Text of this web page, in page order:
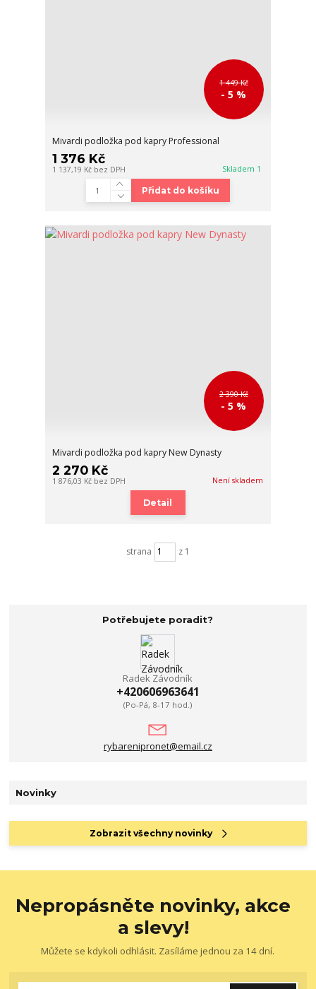
1 449 Kč
- 5 %
Mivardi podložka pod kapry Professional
1 376 Kč
1 137,19 Kč bez DPH Skladem 1
Přidat do košíku
2 390 Kč
- 5 %
Mivardi podložka pod kapry New Dynasty
2 270 Kč
1 876,03 Kč bez DPH Není skladem
Detail
strana z 1
Potřebujete poradit?
Radek Závodník
+420606963641
(Po-Pá, 8-17 hod.)
rybarenipronet@email.cz
Novinky
Zobrazit všechny novinky
Nepropásněte novinky, akce
a slevy!
Můžete se kdykoli odhlásit. Zasíláme jednou za 14 dní.